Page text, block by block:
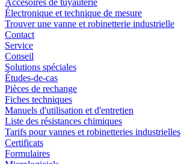
Accesoires de tuyauterie
Électronique et technique de mesure
Trouver une vanne et robinetterie industrielle
Contact
Service
Conseil
Solutions spéciales
Études-de-cas
Pièces de rechange
Fiches techniques
Manuels d'utilisation et d'entretien
Liste des résistances chimiques
Tarifs pour vannes et robinetteries industrielles
Certificats
Formulaires